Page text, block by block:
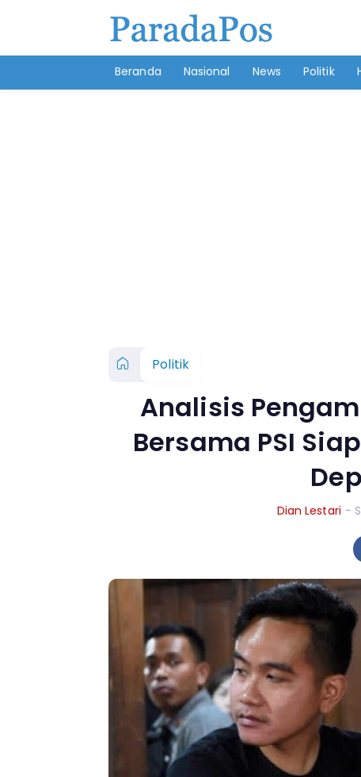
Beranda Nasional News Politik
Politik
Analisis
Bersama PSI
Dian Lestari -